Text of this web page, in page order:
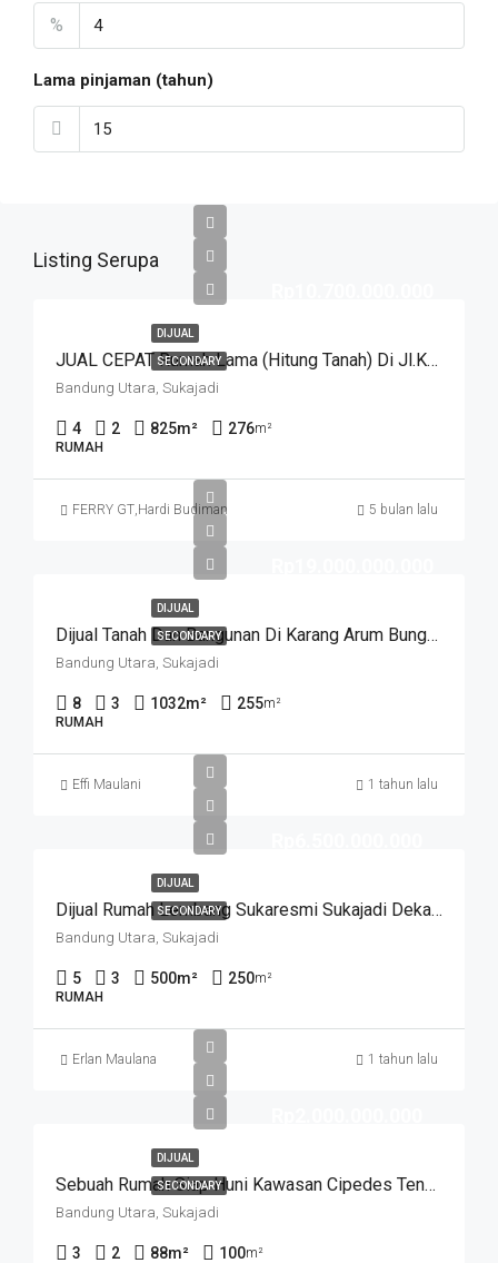
%
Lama pinjaman (tahun)
Listing Serupa
DIJUAL
SECONDARY JUAL CEPAT Rumah Lama (Hitung Tanah) Di Jl.Karang Layung Sayap Sukajadi Karanglayung Kota Bandung
Bandung Utara, Sukajadi
4 2 825m² 276m²
RUMAH
FERRY GT,Hardi Budiman 5 bulan lalu
DIJUAL
SECONDARY Dijual Tanah Dan Bangunan Di Karang Arum Bungur Bandung
Bandung Utara, Sukajadi
8 3 1032m² 255m²
RUMAH
Effi Maulani 1 tahun lalu
DIJUAL
SECONDARY Dijual Rumah Lembang Sukaresmi Sukajadi Dekat Cipedes, Karang Setra Bandung
Bandung Utara, Sukajadi
5 3 500m² 250m²
RUMAH
Erlan Maulana 1 tahun lalu
DIJUAL
SECONDARY Sebuah Rumah Siap Huni Kawasan Cipedes Tengah Dijual Dengan Harga Bagus.
Bandung Utara, Sukajadi
3 2 88m² 100m²